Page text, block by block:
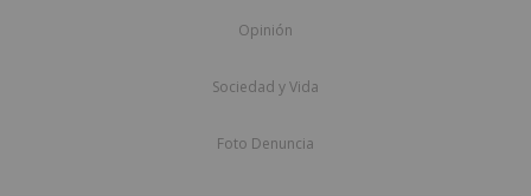
Opinión
Sociedad y Vida
Foto Denuncia